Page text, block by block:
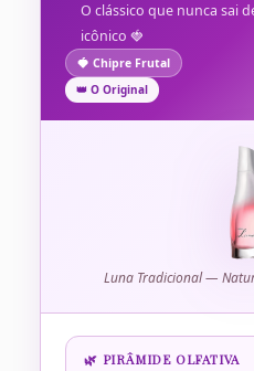
O clássico que nunca sai
icônico 🍓
🍓 Chipre Frutal
👑 O Original
Luna Tradicional —
🌿 PIRÂMIDE OLFATIVA